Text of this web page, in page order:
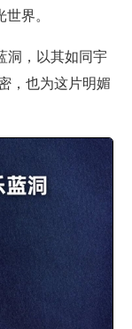
界。
洞，以其如同宇
，也为这片明媚